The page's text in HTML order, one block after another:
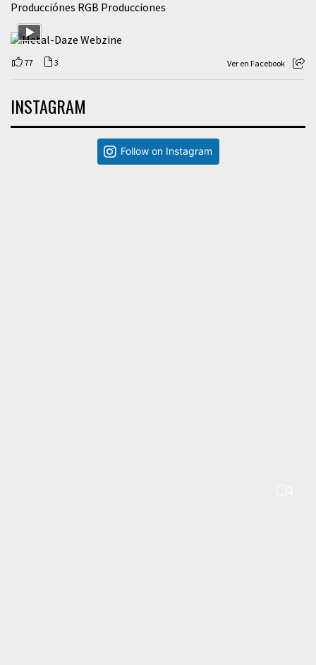
Producciónes RGB Producciones
77 3 Ver en Facebook
INSTAGRAM
Follow on Instagram